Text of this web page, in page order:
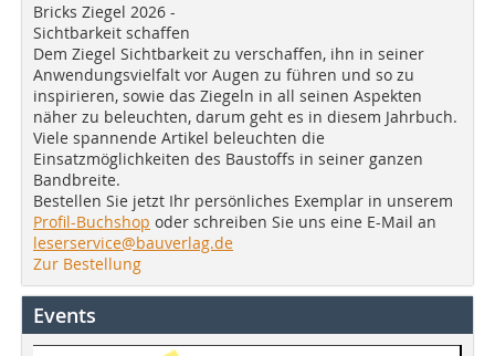
Bricks Ziegel 2026 -
Sichtbarkeit schaffen
Dem Ziegel Sichtbarkeit zu verschaffen, ihn in seiner
Anwendungsvielfalt vor Augen zu führen und so zu
inspirieren, sowie das Ziegeln in all seinen Aspekten
näher zu beleuchten, darum geht es in diesem Jahrbuch.
Viele spannende Artikel beleuchten die
Einsatzmöglichkeiten des Baustoffs in seiner ganzen
Bandbreite.
Bestellen Sie jetzt Ihr persönliches Exemplar in unserem
Profil-Buchshop oder schreiben Sie uns eine E-Mail an
leserservice@bauverlag.de
Zur Bestellung
Events